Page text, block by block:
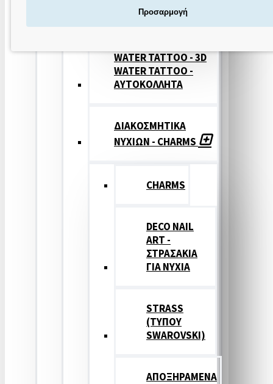
ΝΥΧΙΩΝ
WATER TATTOO - 3D
WATER TATTOO -
ΑΥΤΟΚΟΛΛΗΤΑ
ΔΙΑΚΟΣΜΗΤΙΚΑ
ΝΥΧΙΩΝ - CHARMS
CHARMS
DECO NAIL
ART -
ΣΤΡΑΣΑΚΙΑ
ΓΙΑ ΝΥΧΙΑ
STRASS
(ΤΥΠΟΥ
SWAROVSKI)
ΑΠΟΞΗΡΑΜΕΝΑ
Προσαρμογή